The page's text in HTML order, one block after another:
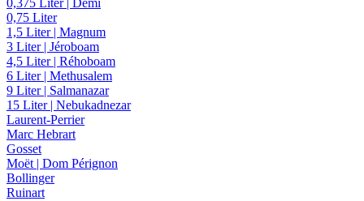
0,375 Liter | Demi
0,75 Liter
1,5 Liter | Magnum
3 Liter | Jéroboam
4,5 Liter | Réhoboam
6 Liter | Methusalem
9 Liter | Salmanazar
15 Liter | Nebukadnezar
Laurent-Perrier
Marc Hebrart
Gosset
Moët | Dom Pérignon
Bollinger
Ruinart